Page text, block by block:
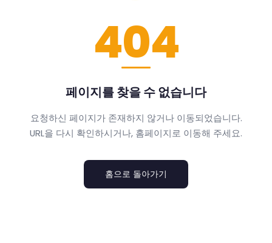
404
페이지를 찾을 수 없습니다
요청하신 페이지가 존재하지 않거나 이동되었습니다.
URL을 다시 확인하시거나, 홈페이지로 이동해 주세요.
홈으로 돌아가기